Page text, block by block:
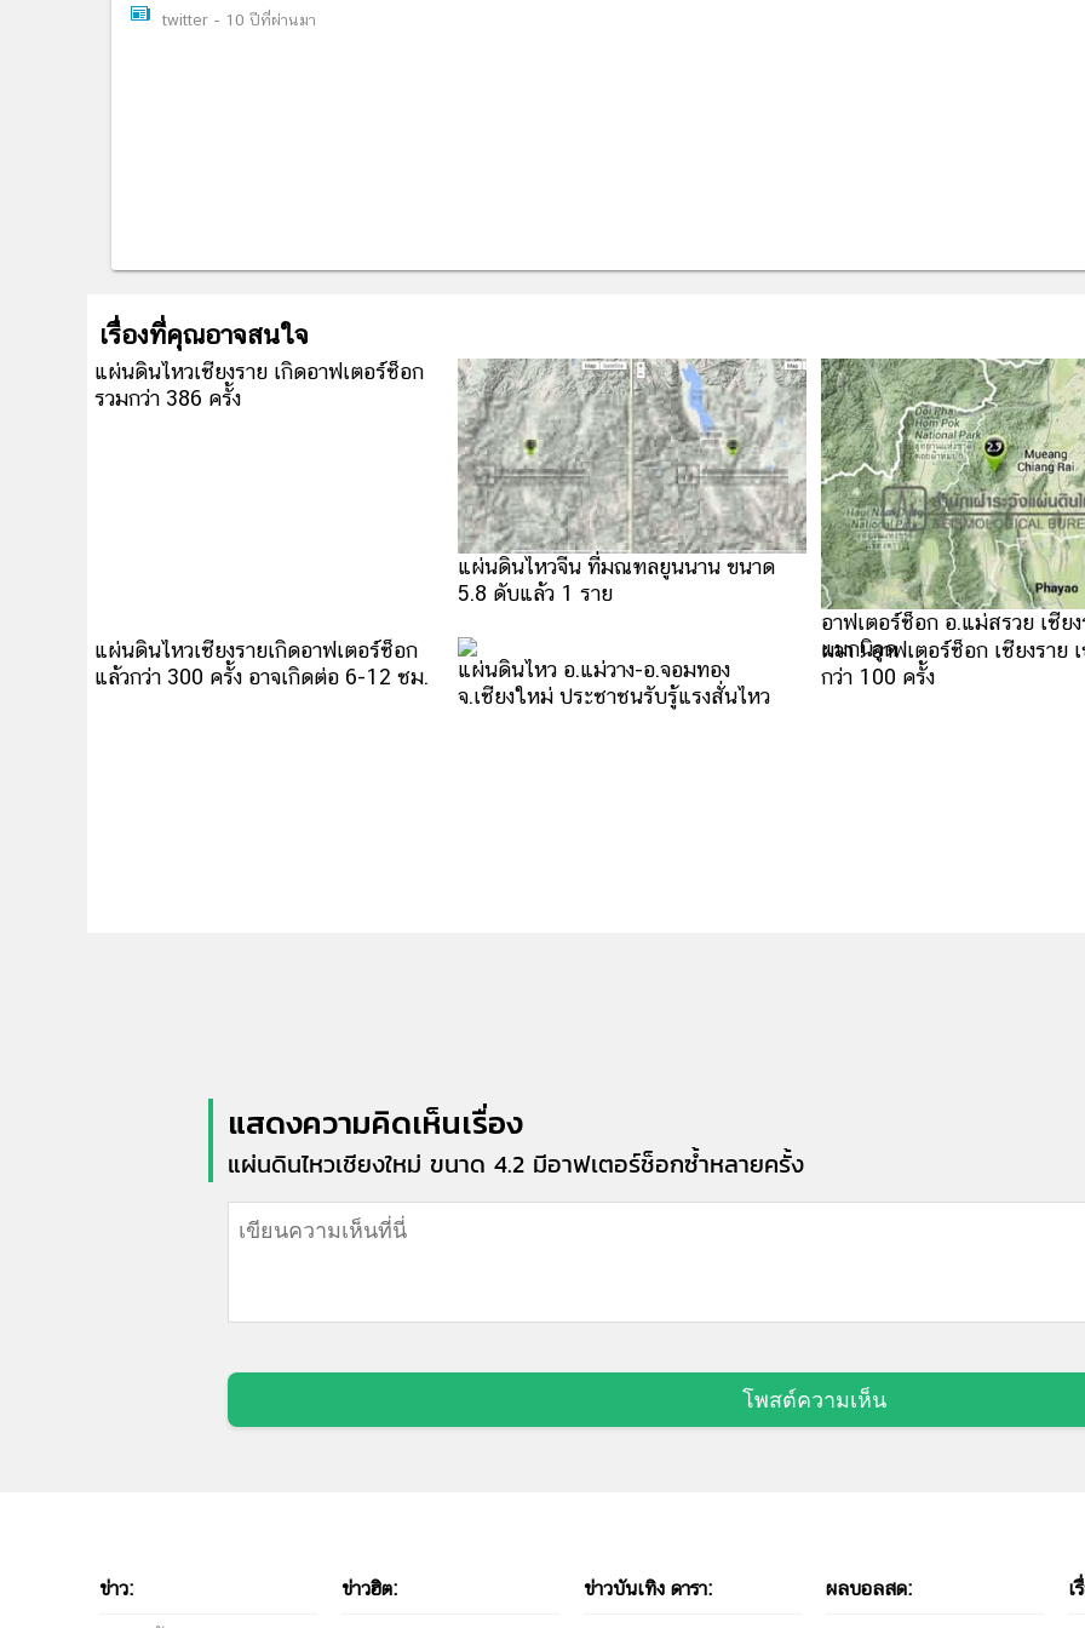
twitter - 10 ปีที่ผ่านมา
เรื่องที่คุณอาจสนใจ
แผ่นดินไหวจีน ที่มณฑลยูนนาน ขนาด
5.8 ดับแล้ว 1 ราย
อาฟเตอร์ช็อก อ.แม่สรวย เชีย
แมกนิจูด
แผ่นดินไหวเชียงรายเกิดอาฟเตอร์ช็อก
แล้วกว่า 300 ครั้ง อาจเกิดต่อ 6-12 ชม.
แผ่นดินไหว อ.แม่วาง-อ.จอมทอง
จ.เชียงใหม่ ประชาชนรับรู้แรงสั่นไหว
แสดงความคิดเห็นเรื่อง
แผ่นดินไหวเชียงใหม่ ขนาด 4.2 มีอาฟเตอร์ช็อกซ้ำหลายครั้ง
โพสต์ความเห็น
ข่าว: ข่าวฮิต: ข่าวบันเทิง ดารา: ผลบอลสด: เ